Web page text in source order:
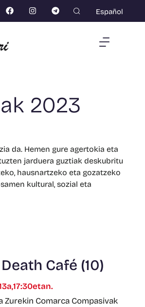
Español
2023
da. Hemen gure agertokia eta
jarduera guztiak deskubritu
hausnartzeko eta gozatzeko
kultural, sozial eta
Café (10)
Zurekin Comarca Compasivak